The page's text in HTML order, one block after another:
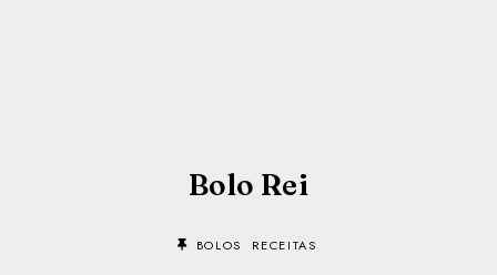
Bolo Rei
BOLOS RECEITAS